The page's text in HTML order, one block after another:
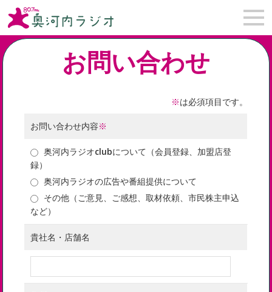
お問い合わせ
※は必須項目です。
お問い合わせ内容※
奥河内ラジオclubについて（会員登録、加盟店登
録）
奥河内ラジオの広告や番組提供について
その他（ご意見、ご感想、取材依頼、市民株主申込
など）
貴社名・店舗名